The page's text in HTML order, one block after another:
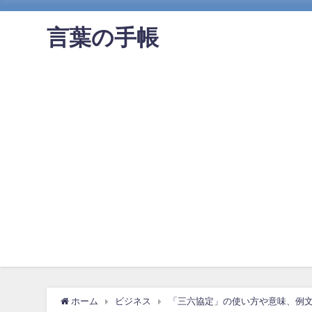
言葉の手帳
ホーム ビジネス 「三六協定」の使い方や意味、例